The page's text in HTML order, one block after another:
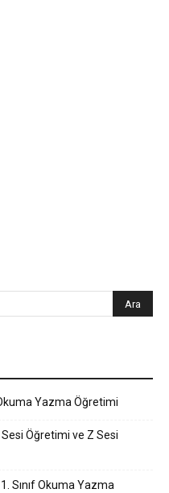
Yazma Öğretimi
Öğretimi ve Z Sesi
Sınıf Okuma Yazma